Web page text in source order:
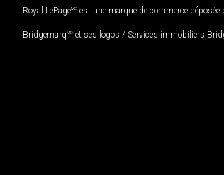
Royal LePageMD est une marque de commerce
BridgemarqMD et ses logos / Services immobiliers